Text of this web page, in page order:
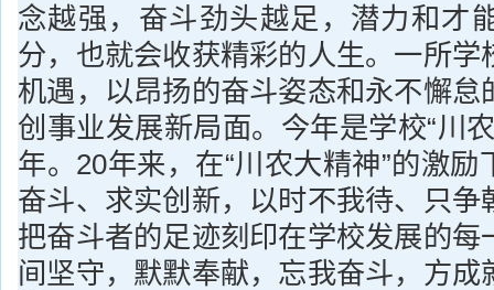
念越强，奋斗劲头越足，潜力和才
分，也就会收获精彩的人生。一所学
机遇，以昂扬的奋斗姿态和永不懈怠
创事业发展新局面。今年是学校“川
年。20年来，在“川农大精神”的激
奋斗、求实创新，以时不我待、只争
把奋斗者的足迹刻印在学校发展的每
间坚守，默默奉献，忘我奋斗，方成